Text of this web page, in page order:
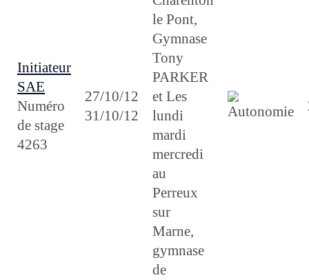
Initiateur
SAE
Numéro
de stage
4263
27/10/12
31/10/12
le Pont,
Gymnase
Tony
PARKER
et Les
lundi
mardi
mercredi
au
Perreux
sur
Marne,
gymnase
de